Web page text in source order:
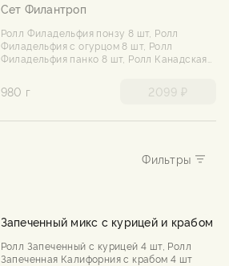
Сет Филантроп
Ролл Филадельфия понзу 8 шт, Ролл
Филадельфия с огурцом 8 шт, Ролл
Филадельфия панко 8 шт, Ролл Канадская
980 г 2099 ₽
Запеченный микс с курицей и крабом
Ролл Запеченный с курицей 4 шт, Ролл
Запеченная Калифорния с крабом 4 шт